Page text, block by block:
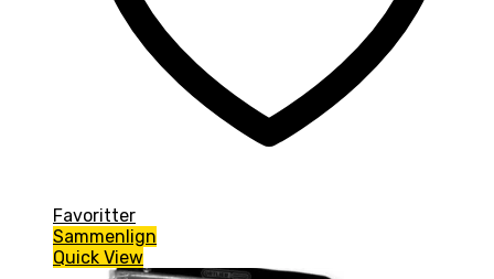
Favoritter
Sammenlign
Quick View